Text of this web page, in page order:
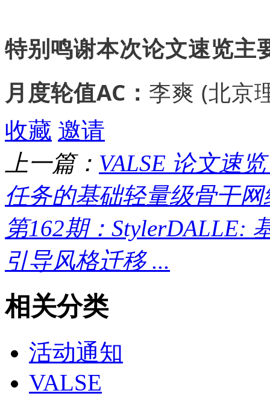
特别鸣谢本次论文速览主
月度轮值AC： 李爽 (北京
收藏 邀请
上一篇： VALSE 论文速
任务的基础轻量级骨干网
第162期：StylerDALLE:
引导风格迁移 ...
相关分类
活动通知
VALSE